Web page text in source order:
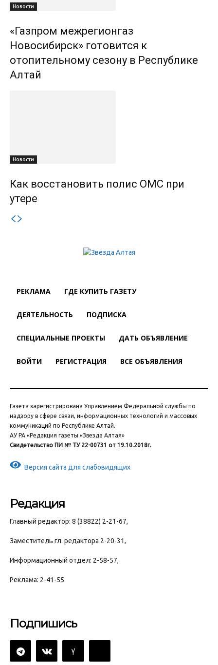
Новости
«Газпром межрегионгаз
Новосибирск» готовится к
отопительному сезону в Республике
Алтай
Новости
Как восстановить полис ОМС при
утере
РЕКЛАМА ГДЕ КУПИТЬ ГАЗЕТУ
ДЕЯТЕЛЬНОСТЬ ПОДПИСКА
СПЕЦИАЛЬНЫЕ ПРОЕКТЫ ДАТЬ ОБЪЯВЛЕНИЕ
ВОЙТИ РЕГИСТРАЦИЯ ВСЕ ОБЪЯВЛЕНИЯ
Газета зарегистрирована Управлением Федеральной службы по
надзору в сфере связи, информационных технологий и массовых
коммуникаций по Республике Алтай.
АУ РА «Редакция газеты «Звезда Алтая»
Свидетельство ПИ № ТУ 22-00731 от 19.10.2018г.
Версия сайта для слабовидящих
Редакция
Главный редактор: 8 (38822) 2-21-67,
Заместитель гл. редактора 2-20-31,
Информационный отдел: 2-58-57,
Реклама: 2-41-55
Подпишись